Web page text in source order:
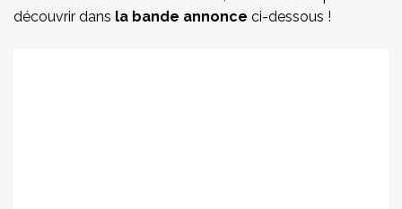
découvrir dans la bande annonce ci-dessous !